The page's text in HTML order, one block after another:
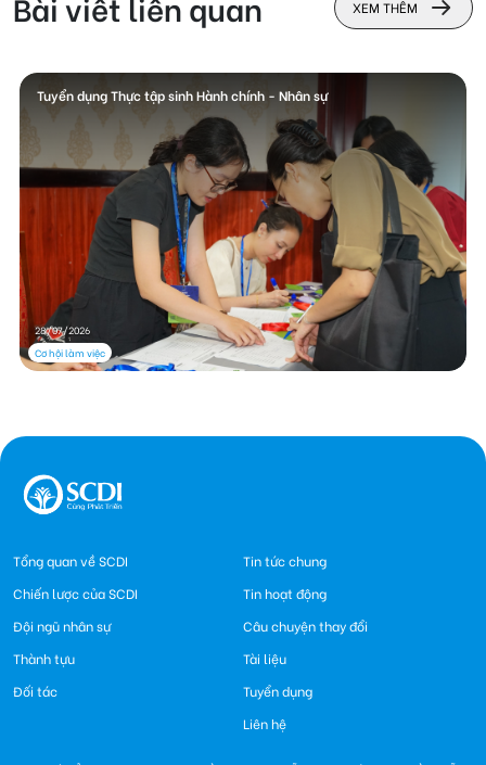
XEM THÊM
Tuyển dụng Thực tập sinh Hành chính - Nhân sự
28/07/2026
Cơ hội làm việc
Tổng quan về SCDI
Chiến lược của SCDI
Đội ngũ nhân sự
Thành tựu
Đối tác
Tin tức chung
Tin hoạt động
Câu chuyện thay đổi
Tài liệu
Tuyển dụng
Liên hệ